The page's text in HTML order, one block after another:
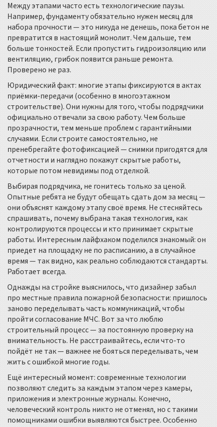
Между этапами часто есть технологические паузы.
Например, фундаменту обязательно нужен месяц для
набора прочности — это никуда не денешь, пока бетон не
превратится в настоящий монолит. Чем дальше, тем
больше тонкостей. Если пропустить гидроизоляцию или
вентиляцию, грибок появится раньше ремонта.
Проверено не раз.
Юридический факт: многие этапы фиксируются в актах
приёмки-передачи (особенно в многоэтажном
строительстве). Они нужны для того, чтобы подрядчики
официально отвечали за свою работу. Чем больше
прозрачности, тем меньше проблем с гарантийными
случаями. Если строите самостоятельно, не
пренебрегайте фотофиксацией — снимки пригодятся для
отчетности и наглядно покажут скрытые работы,
которые потом невидимы под отделкой.
Выбирая подрядчика, не гонитесь только за ценой.
Опытные ребята не будут обещать сдать дом за месяц —
они объяснят каждому этапу своё время. Не стесняйтесь
спрашивать, почему выбрана такая технология, как
контролируются процессы и кто принимает скрытые
работы. Интересным лайфхаком поделился знакомый: он
приедет на площадку не по расписанию, а в случайное
время — так видно, как реально соблюдаются стандарты.
Работает всегда.
Однажды на стройке выяснилось, что дизайнер забыл
про местные правила пожарной безопасности: пришлось
заново переделывать часть коммуникаций, чтобы
пройти согласование МЧС. Вот за что люблю
строительный процесс — за постоянную проверку на
внимательность. Не расстраивайтесь, если что-то
пойдёт не так — важнее не бояться переделывать, чем
жить с ошибкой многие годы.
Ещё интересный момент: современные технологии
позволяют следить за каждым этапом через камеры,
приложения и электронные журналы. Конечно,
человеческий контроль никто не отменял, но с такими
помощниками ошибки выявляются быстрее. Особенно